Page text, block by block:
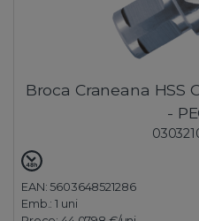
Broca Craneana HSS
-
EAN: 5603648521286
Emb.:1 uni